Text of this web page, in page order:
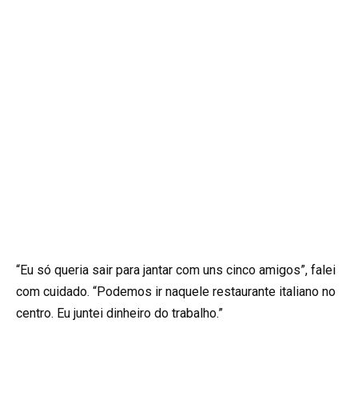
“Eu só queria sair para jantar com uns cinco amigos”, falei
com cuidado. “Podemos ir naquele restaurante italiano no
centro. Eu juntei dinheiro do trabalho.”